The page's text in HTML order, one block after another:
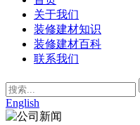
关于我们
装修建材知识
装修建材百科
联系我们
English